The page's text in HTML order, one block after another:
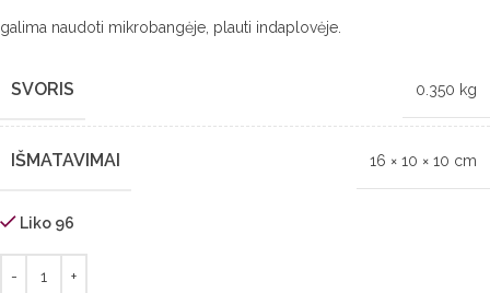
galima naudoti mikrobangėje, plauti indaplovėje.
SVORIS 0.350 kg
IŠMATAVIMAI 16 × 10 × 10 cm
Liko 96